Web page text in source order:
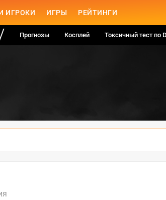
ИГРОКИ ИГРЫ РЕЙТИНГИ
Прогнозы Косплей Токсичный тест по